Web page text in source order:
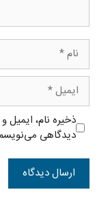
نام
ایمیل
ذخیره نام، ایمیل
دیدگاهی